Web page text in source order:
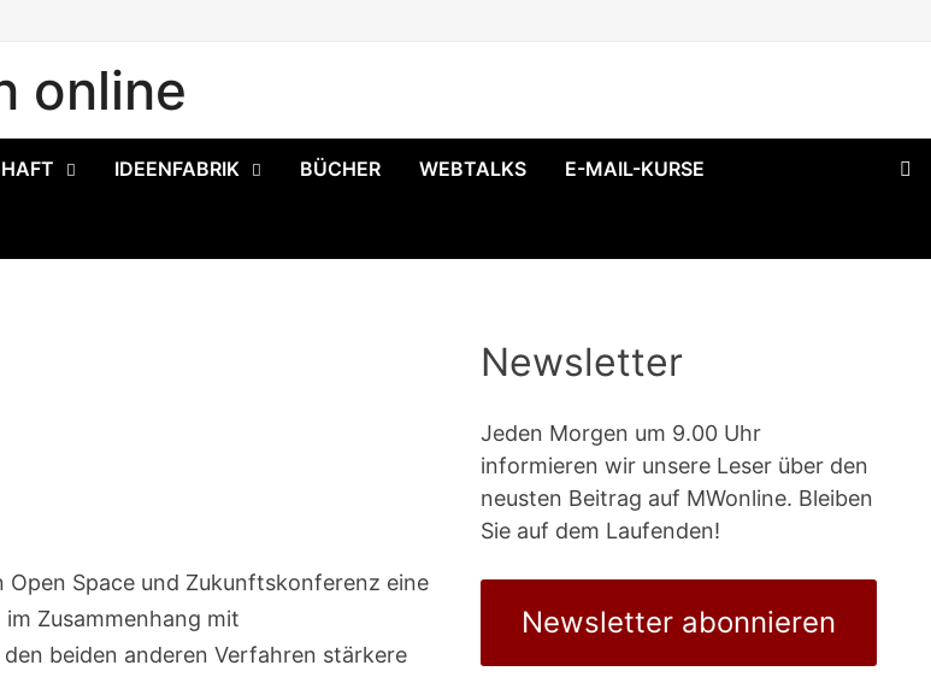
online
IDEENFABRIK BÜCHER WEBTALKS E-MAIL-KURSE
Open Space und Zukunftskonferenz eine
Zusammenhang mit
beiden anderen Verfahren stärkere
Newsletter
Jeden Morgen um 9.00 Uhr
informieren wir unsere Leser über den
neusten Beitrag auf MWonline. Bleiben
Sie auf dem Laufenden!
Newsletter abonnieren